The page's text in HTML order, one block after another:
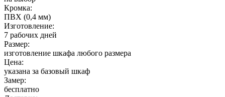
Кромка:
ПВХ (0,4 мм)
Изготовление:
7 рабочих дней
Размер:
изготовление шкафа любого размера
Цена:
указана за базовый шкаф
Замер:
бесплатно